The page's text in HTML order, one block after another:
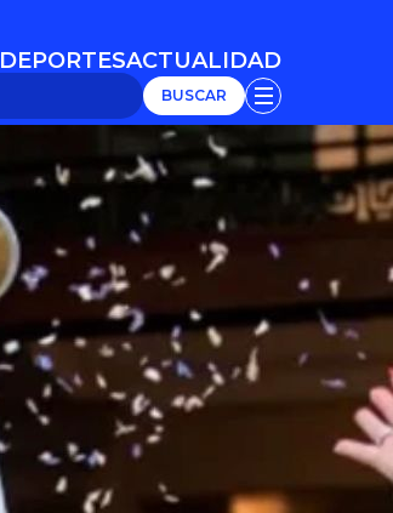
DEPORTESACTUALIDAD
ACTUALIDAD